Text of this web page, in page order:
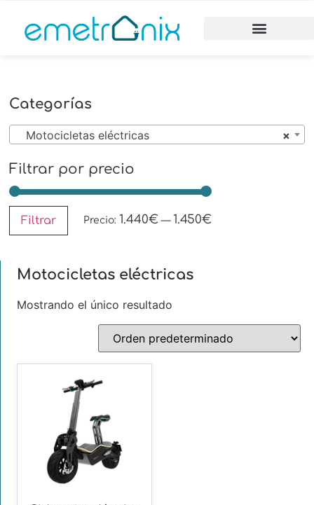
Categorías
×
Motocicletas eléctricas
Filtrar por precio
Filtrar Precio: 1.440€ — 1.450€
Motocicletas eléctricas
Mostrando el único resultado